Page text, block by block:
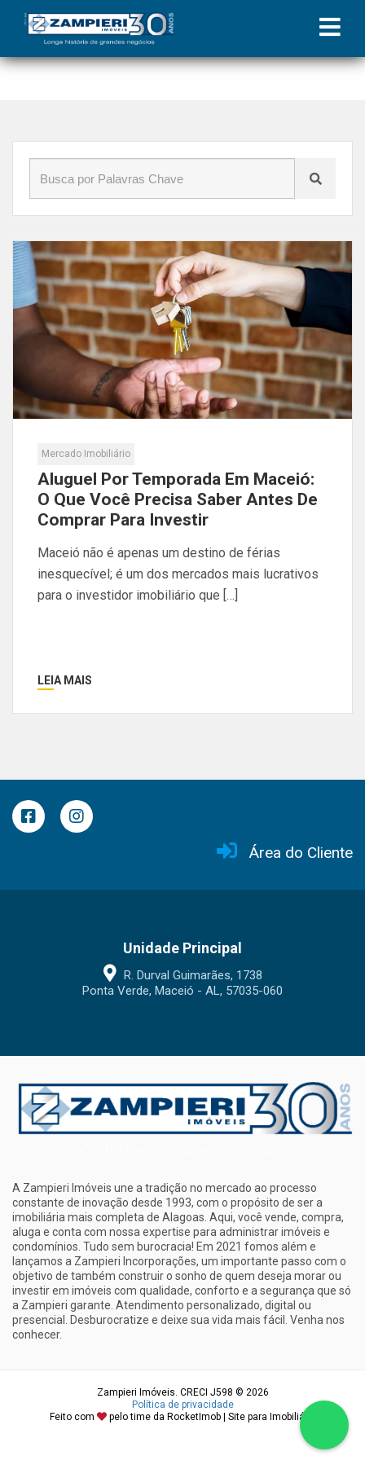
Início»Blog»comprar studios maceió
Mercado Imobiliário
Aluguel Por Temporada Em Maceió:
O Que Você Precisa Saber Antes De
Comprar Para Investir
Maceió não é apenas um destino de férias
inesquecível; é um dos mercados mais lucrativos
para o investidor imobiliário que […]
LEIA MAIS
Área do Cliente
Unidade Principal
R. Durval Guimarães, 1738
Ponta Verde, Maceió - AL, 57035-060
A Zampieri Imóveis une a tradição no mercado ao processo
constante de inovação desde 1993, com o propósito de ser a
imobiliária mais completa de Alagoas. Aqui, você vende, compra,
aluga e conta com nossa expertise para administrar imóveis e
condomínios. Tudo sem burocracia! Em 2021 fomos além e
lançamos a Zampieri Incorporações, um importante passo com o
objetivo de também construir o sonho de quem deseja morar ou
investir em imóveis com qualidade, conforto e a segurança que só
a Zampieri garante. Atendimento personalizado, digital ou
presencial. Desburocratize e deixe sua vida mais fácil. Venha nos
conhecer.
Zampieri Imóveis. CRECI J598 © 2026
Política de privacidade
Feito com
pelo time da RocketImob | Site para Imobiliária